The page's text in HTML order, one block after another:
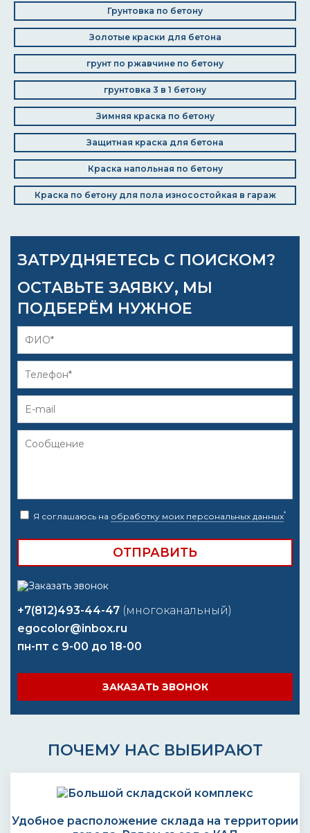
Грунтовка по бетону
Золотые краски для бетона
грунт по ржавчине по бетону
грунтовка 3 в 1 бетону
Зимняя краска по бетону
Защитная краска для бетона
Краска напольная по бетону
Краска по бетону для пола износостойкая в гараж
ЗАТРУДНЯЕТЕСЬ С ПОИСКОМ?
ОСТАВЬТЕ ЗАЯВКУ, МЫ
ПОДБЕРЁМ НУЖНОЕ
Я соглашаюсь на обработку моих персональных данных*
+7(812)493-44-47 (многоканальный)
egocolor@inbox.ru
пн-пт с 9-00 до 18-00
ЗАКАЗАТЬ ЗВОНОК
ПОЧЕМУ НАС ВЫБИРАЮТ
Удобное расположение склада на территории